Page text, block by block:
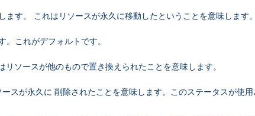
す。 これはリソースが永久に移動したということを意味します。
これがデフォルトです。
ソースが他のもので置き換えられたことを意味します。
スが永久に 削除されたことを意味します。このステータスが使用